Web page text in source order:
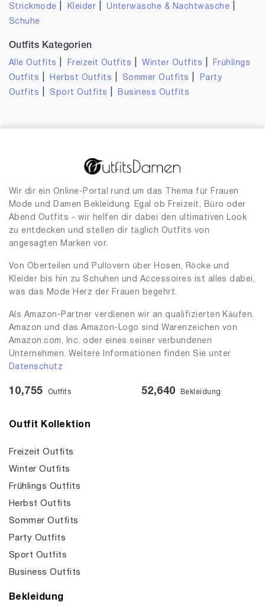
Strickmode
Kleider |Unterwäsche & Nachtwäsche
Schuhe
Outfits Kategorien
Alle Outfits Freizeit Outfits |Winter Outfits
Frühlings
Outfits
Herbst Outfits Sommer Outfits
Party
Outfits
Sport Outfits Business Outfits
Wir dir ein Online-Portal rund um das Thema für Frauen
Mode und Damen Bekleidung. Egal ob Freizeit, Büro oder
Abend Outfits - wir helfen dir dabei den ultimativen Look
zu entdecken und stellen dir täglich Outfits von
angesagten Marken vor.
Von Oberteilen und Pullovern über Hosen, Röcke und
Kleider bis hin zu Schuhen und Accessoires ist alles dabei,
was das Mode Herz der Frauen begehrt.
Als Amazon-Partner verdienen wir an qualifizierten Käufen.
Amazon und das Amazon-Logo sind Warenzeichen von
Amazon.com, Inc. oder eines seiner verbundenen
Unternehmen. Weitere Informationen finden Sie unter
Datenschutz
10,755 Outfits 52,640 Bekleidung
Outfit Kollektion
Freizeit Outfits
Winter Outfits
Frühlings Outfits
Herbst Outfits
Sommer Outfits
Party Outfits
Sport Outfits
Business Outfits
Bekleidung